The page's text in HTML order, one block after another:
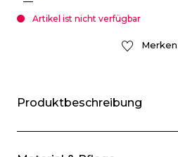
Artikel ist nicht verfügbar
Merken
Produktbeschreibung